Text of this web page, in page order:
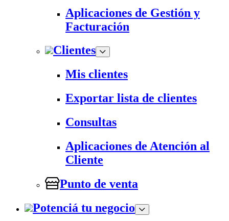
Aplicaciones de Gestión y
Facturación
Clientes
Mis clientes
Exportar lista de clientes
Consultas
Aplicaciones de Atención al
Cliente
Punto de venta
Potenciá tu negocio